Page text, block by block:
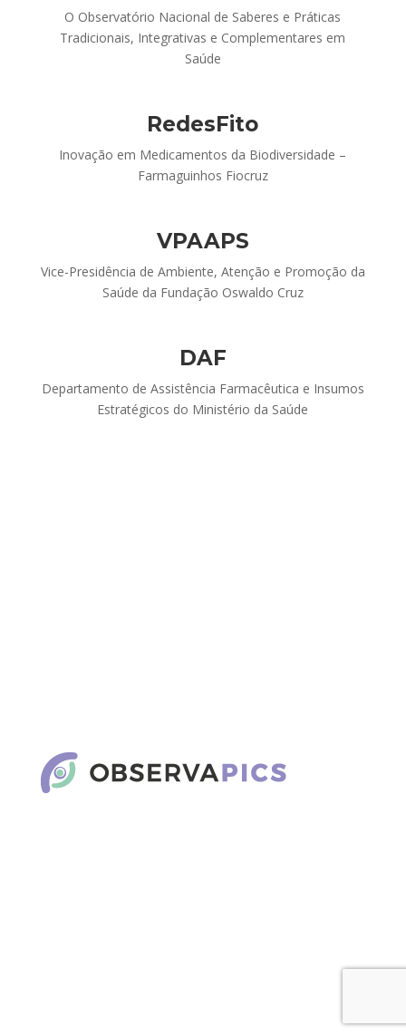
O Observatório Nacional de Saberes e Práticas
Tradicionais, Integrativas e Complementares em
Saúde
RedesFito
Inovação em Medicamentos da Biodiversidade –
Farmaguinhos Fiocruz
VPAAPS
Vice-Presidência de Ambiente, Atenção e Promoção da
Saúde da Fundação Oswaldo Cruz
DAF
Departamento de Assistência Farmacêutica e Insumos
Estratégicos do Ministério da Saúde